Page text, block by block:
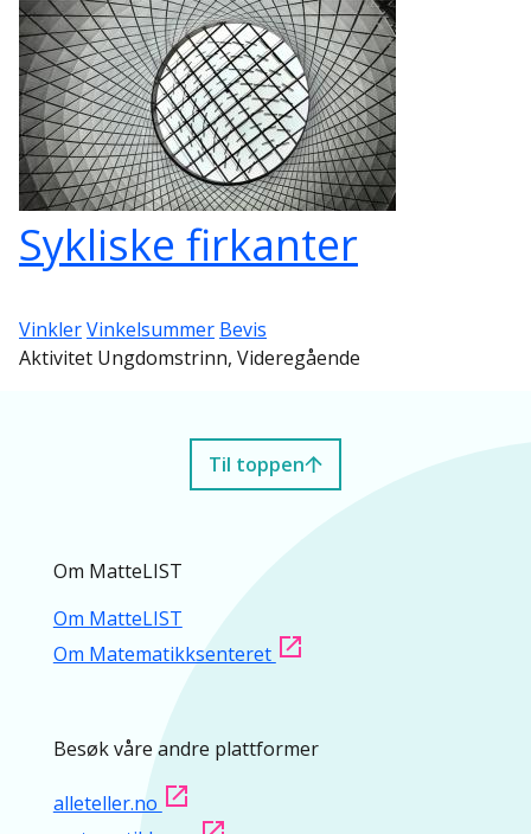
Sykliske firkanter
VinklerVinkelsummer Bevis
Aktivitet Ungdomstrinn, Videregående
Til toppen
Om MatteLIST
Om MatteLIST
Om Matematikksenteret
Besøk våre andre plattformer
alleteller.no